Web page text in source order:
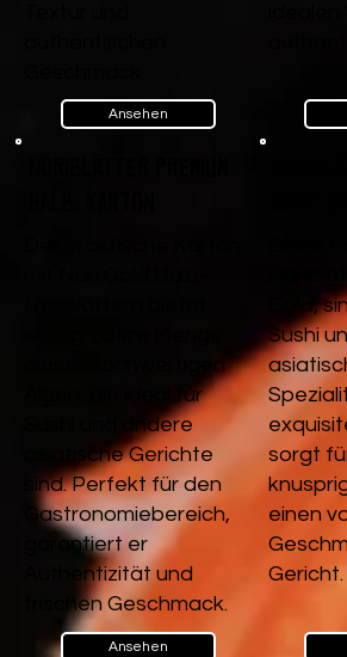
Ansehen
dieser hochwertigen
Algen, die ideal für
Sushi und andere
asiatische Gerichte
sind. Perfekt für den
Gastronomiebereich,
garantiert er
Authentizität und
frischen Geschmack.
Ansehen
Diese
Gold,
Sushi
sorgt
einen
Gericht.